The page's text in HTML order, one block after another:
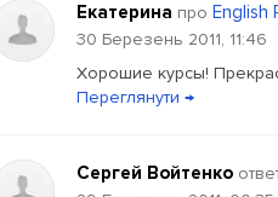
Екатерина про English
30 Березень 2011, 11:46
Хорошие курсы!
Переглянути →
Сергей Войтенко